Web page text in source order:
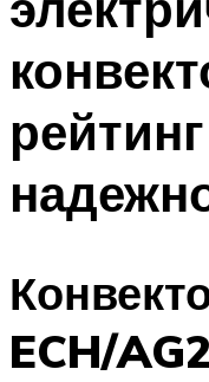
ВЕНТИЛЯЦИЯ
ТРУБЫ
Меню
ECH/